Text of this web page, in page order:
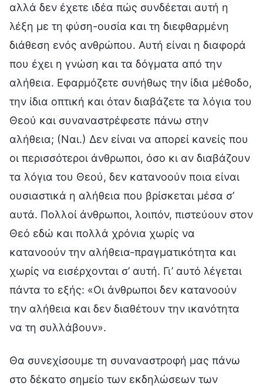
αλλά δεν έχετε ιδέα πώς συνδέεται αυτή η
λέξη με τη φύση-ουσία και τη διεφθαρμένη
διάθεση ενός ανθρώπου. Αυτή είναι η διαφορά
που έχει η γνώση και τα δόγματα από την
αλήθεια. Εφαρμόζετε συνήθως την ίδια μέθοδο,
την ίδια οπτική και όταν διαβάζετε τα λόγια του
Θεού και συναναστρέφεστε πάνω στην
αλήθεια; (Ναι.) Δεν είναι να απορεί κανείς που
οι περισσότεροι άνθρωποι, όσο κι αν διαβάζουν
τα λόγια του Θεού, δεν κατανοούν ποια είναι
ουσιαστικά η αλήθεια που βρίσκεται μέσα σ’
αυτά. Πολλοί άνθρωποι, λοιπόν, πιστεύουν στον
Θεό εδώ και πολλά χρόνια χωρίς να
κατανοούν την αλήθεια-πραγματικότητα και
χωρίς να εισέρχονται σ’ αυτή. Γι’ αυτό λέγεται
πάντα το εξής: «Οι άνθρωποι δεν κατανοούν
την αλήθεια και δεν διαθέτουν την ικανότητα
να τη συλλάβουν».
Θα συνεχίσουμε τη συναναστροφή μας πάνω
στο δέκατο σημείο των εκδηλώσεων των